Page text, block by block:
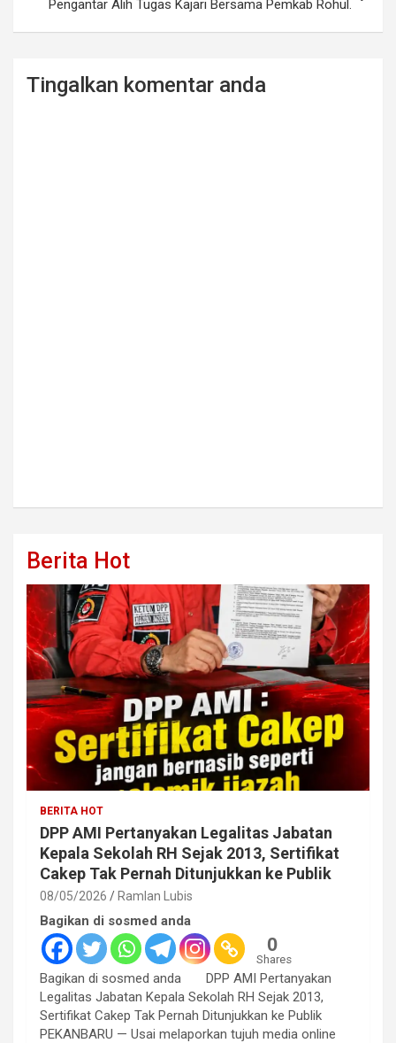
Pengantar Alih Tugas Kajari Bersama Pemkab Rohul.
Tingalkan komentar anda
Berita Hot
BERITA HOT
DPP AMI Pertanyakan Legalitas Jabatan
Kepala Sekolah RH Sejak 2013, Sertifikat
Cakep Tak Pernah Ditunjukkan ke Publik
08/05/2026 Ramlan Lubis
Bagikan di sosmed anda
0
Shares
Bagikan di sosmed anda DPP AMI Pertanyakan
Legalitas Jabatan Kepala Sekolah RH Sejak 2013,
Sertifikat Cakep Tak Pernah Ditunjukkan ke Publik
PEKANBARU — Usai melaporkan tujuh media online